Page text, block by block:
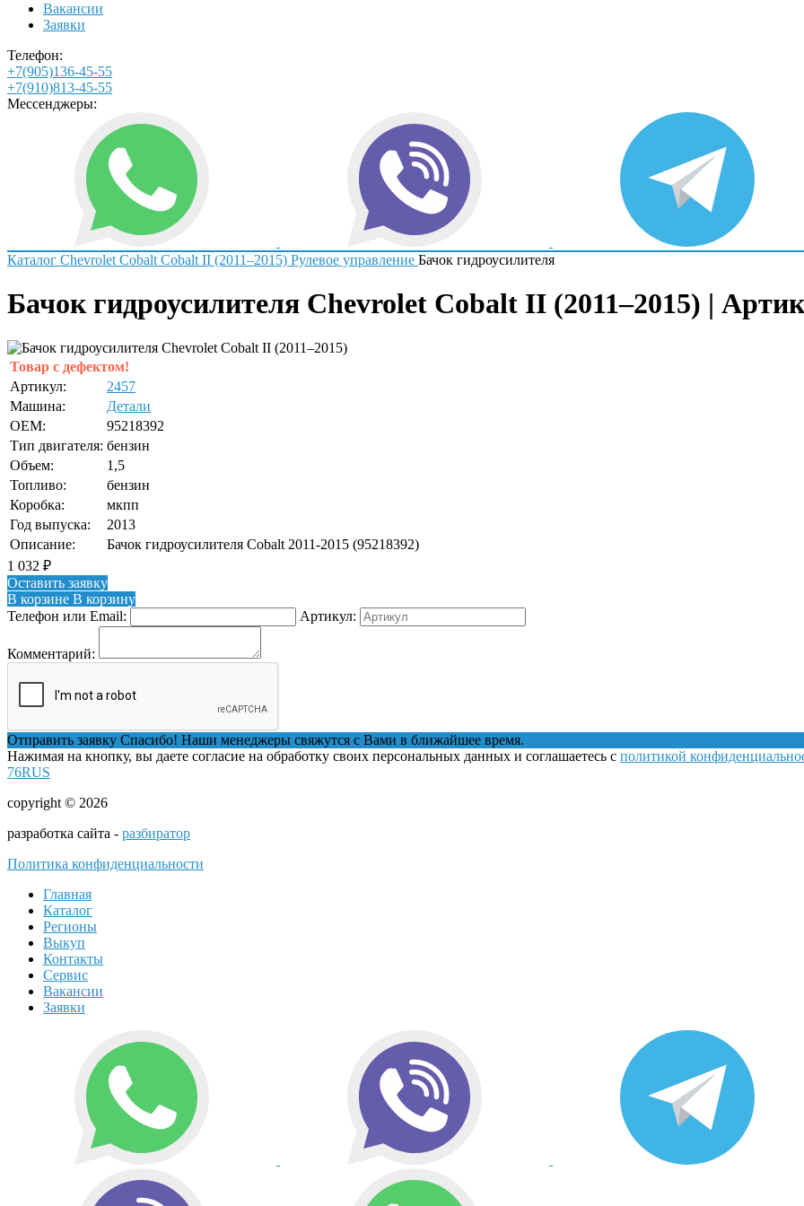
Вакансии
Заявки
Телефон:
+7(905)136-45-55
+7(910)813-45-55
Мессенджеры:
Каталог Chevrolet Cobalt Cobalt II (2011–2015) Рулевое управление Бачок гидроусилителя
Бачок гидроусилителя Chevrolet Cobalt II (2011–2015) |
Товар с дефектом!
Артикул:
2457
Машина:
Детали
OEM:
95218392
Тип двигателя: бензин
Объем:
1,5
Топливо:
бензин
Коробка:
мкпп
Год выпуска:
2013
Описание:
Бачок гидроусилителя Cobalt 2011-2015 (95218392)
1 032 ₽
Оставить заявку
В корзине В корзину
Телефон или Email:
Артикул:
Комментарий:
Отправить заявку Спасибо! Наши менеджеры свяжутся с Вами в ближайшее время.
Нажимая на кнопку, вы даете согласие на обработку своих персональных данных и соглашаетесь с политикой
76RUS
copyright © 2026
разработка сайта - разбиратор
Политика конфиденциальности
Главная
Каталог
Регионы
Выкуп
Контакты
Сервис
Вакансии
Заявки